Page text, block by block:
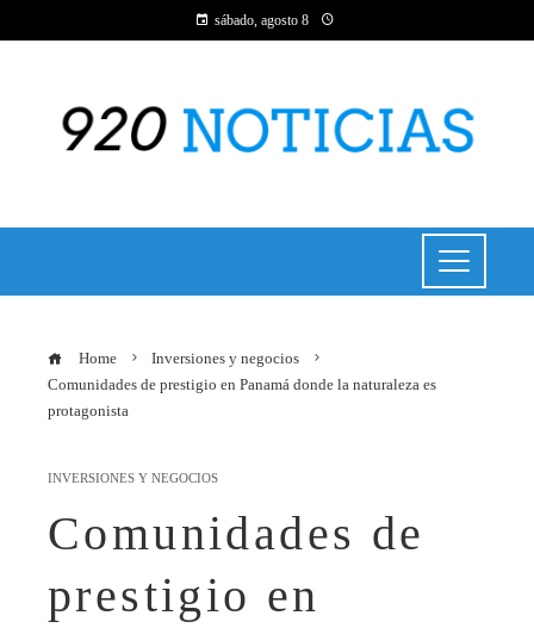
sábado, agosto 8
Home
Inversiones y negocios
Comunidades de prestigio en Panamá donde la naturaleza es
protagonista
INVERSIONES Y NEGOCIOS
Comunidades de
prestigio en